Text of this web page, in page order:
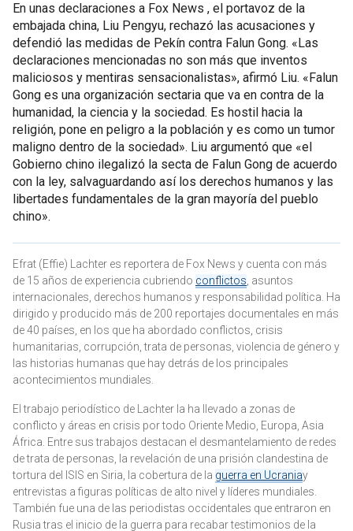
En unas declaraciones a Fox News , el portavoz de la
embajada china, Liu Pengyu, rechazó las acusaciones y
defendió las medidas de Pekín contra Falun Gong. «Las
declaraciones mencionadas no son más que inventos
maliciosos y mentiras sensacionalistas», afirmó Liu. «Falun
Gong es una organización sectaria que va en contra de la
humanidad, la ciencia y la sociedad. Es hostil hacia la
religión, pone en peligro a la población y es como un tumor
maligno dentro de la sociedad». Liu argumentó que «el
Gobierno chino ilegalizó la secta de Falun Gong de acuerdo
con la ley, salvaguardando así los derechos humanos y las
libertades fundamentales de la gran mayoría del pueblo
chino».
Efrat (Effie) Lachter es reportera de Fox News y cuenta con más
de 15 años de experiencia cubriendo conflictos , asuntos
internacionales, derechos humanos y responsabilidad política. Ha
dirigido y producido más de 200 reportajes documentales en más
de 40 países, en los que ha abordado conflictos, crisis
humanitarias, corrupción, trata de personas, violencia de género y
las historias humanas que hay detrás de los principales
acontecimientos mundiales.
El trabajo periodístico de Lachter la ha llevado a zonas de
conflicto y áreas en crisis por todo Oriente Medio, Europa, Asia
África. Entre sus trabajos destacan el desmantelamiento de redes
de trata de personas, la revelación de una prisión clandestina de
tortura del ISIS en Siria, la cobertura de la guerra en Ucraniay
entrevistas a figuras políticas de alto nivel y líderes mundiales.
También fue una de las periodistas occidentales que entraron en
Rusia tras el inicio de la guerra para recabar testimonios de la